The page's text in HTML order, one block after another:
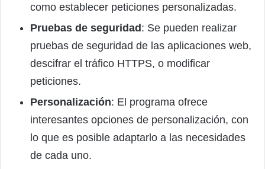
como establecer peticiones personalizadas.
Pruebas de seguridad: Se pueden realizar
pruebas de seguridad de las aplicaciones web,
descifrar el tráfico HTTPS, o modificar
peticiones.
Personalización: El programa ofrece
interesantes opciones de personalización, con
lo que es posible adaptarlo a las necesidades
de cada uno.